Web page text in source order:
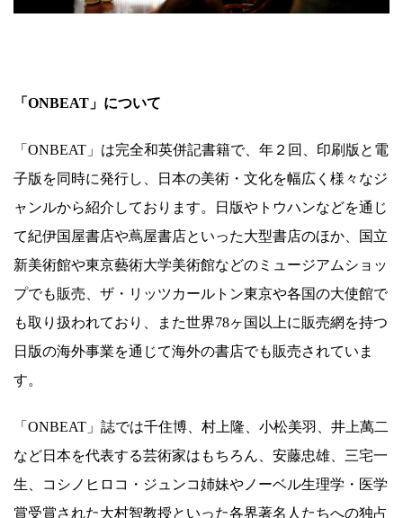
「ONBEAT」について
「ONBEAT」は完全和英併記書籍で、年２回、印刷版と電
子版を同時に発行し、日本の美術・文化を幅広く様々なジ
ャンルから紹介しております。日版やトウハンなどを通じ
て紀伊国屋書店や蔦屋書店といった大型書店のほか、国立
新美術館や東京藝術大学美術館などのミュージアムショッ
プでも販売、ザ・リッツカールトン東京や各国の大使館で
も取り扱われており、また世界78ヶ国以上に販売網を持つ
日版の海外事業を通じて海外の書店でも販売されていま
す。
「ONBEAT」誌では千住博、村上隆、小松美羽、井上萬二
など日本を代表する芸術家はもちろん、安藤忠雄、三宅一
生、コシノヒロコ・ジュンコ姉妹やノーベル生理学・医学
賞受賞された大村智教授といった各界著名人たちへの独占